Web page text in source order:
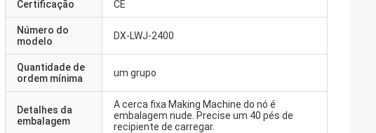
Certificação CE
Número do
modelo
DX-LWJ-2400
Quantidade de
ordem mínima
um grupo
Detalhes da
embalagem
A cerca fixa Making Machine do nó é
embalagem nude. Precise um 40 pés de
recipiente de carregar.